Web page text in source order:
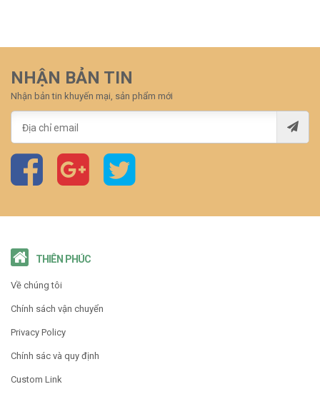
NHẬN BẢN TIN
Nhận bản tin khuyến mại, sản phẩm mới
THIÊN PHÚC
Về chúng tôi
Chính sách vận chuyển
Privacy Policy
Chính sác và quy định
Custom Link